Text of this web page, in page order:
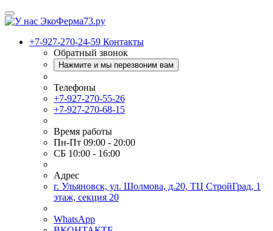
+7-927-270-24-59 Контакты
Обратный звонок
Нажмите и мы перезвоним вам
Телефоны
+7-927-270-55-26
+7-927-270-68-15
Время работы
Пн-Пт 09:00 - 20:00
СБ 10:00 - 16:00
Адрес
г. Ульяновск, ул. Шолмова, д.20, ТЦ СтройГрад, 1
этаж, секция 20
WhatsApp